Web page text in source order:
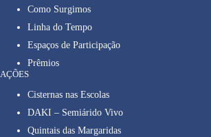
Como Surgimos
Linha do Tempo
Espaços de Participação
Prêmios
AÇÕES
Cisternas nas Escolas
DAKI – Semiárido Vivo
Quintais das Margaridas